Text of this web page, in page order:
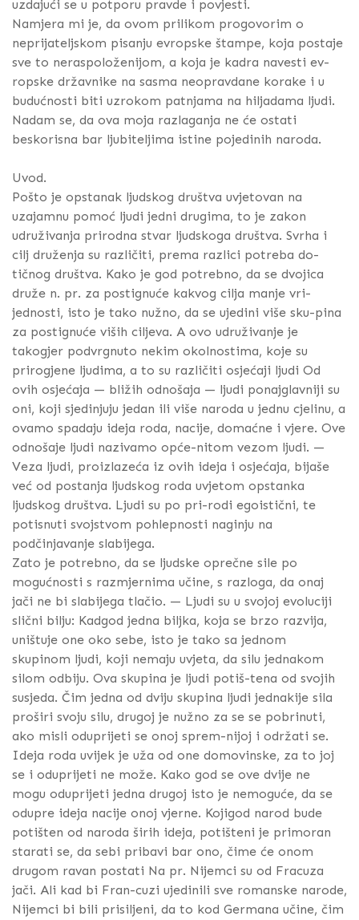
uzdajući se u potporu pravde i povjesti.
Namjera mi je, da ovom prilikom progovorim o
neprijateljskom pisanju evropske štampe, koja postaje
sve to neraspoloženijom, a koja je kadra navesti ev-
ropske državnike na sasma neopravdane korake i u
budućnosti biti uzrokom patnjama na hiljadama ljudi.
Nadam se, da ova moja razlaganja ne će ostati
beskorisna bar ljubiteljima istine pojedinih naroda.
Uvod.
Pošto je opstanak ljudskog društva uvjetovan na
uzajamnu pomoć ljudi jedni drugima, to je zakon
udruživanja prirodna stvar ljudskoga društva. Svrha i
cilj druženja su različiti, prema razlici potreba do-
tičnog društva. Kako je god potrebno, da se dvojica
druže n. pr. za postignuće kakvog cilja manje vri-
jednosti, isto je tako nužno, da se ujedini više sku-pina
za postignuće viših ciljeva. A ovo udruživanje je
takogjer podvrgnuto nekim okolnostima, koje su
prirogjene ljudima, a to su različiti osjećaji ljudi Od
ovih osjećaja — bližih odnošaja — ljudi ponajglavniji su
oni, koji sjedinjuju jedan ili više naroda u jednu cjelinu, a
ovamo spadaju ideja roda, nacije, domaćne i vjere. Ove
odnošaje ljudi nazivamo opće-nitom vezom ljudi. —
Veza ljudi, proizlazeća iz ovih ideja i osjećaja, bijaše
već od postanja ljudskog roda uvjetom opstanka
ljudskog društva. Ljudi su po pri-rodi egoistični, te
potisnuti svojstvom pohlepnosti naginju na
podčinjavanje slabijega.
Zato je potrebno, da se ljudske oprečne sile po
mogućnosti s razmjernima učine, s razloga, da onaj
jači ne bi slabijega tlačio. — Ljudi su u svojoj evoluciji
slični bilju: Kadgod jedna biljka, koja se brzo razvija,
uništuje one oko sebe, isto je tako sa jednom
skupinom ljudi, koji nemaju uvjeta, da silu jednakom
silom odbiju. Ova skupina je ljudi potiš-tena od svojih
susjeda. Čim jedna od dviju skupina ljudi jednakije sila
proširi svoju silu, drugoj je nužno za se se pobrinuti,
ako misli oduprijeti se onoj sprem-nijoj i održati se.
Ideja roda uvijek je uža od one domovinske, za to joj
se i oduprijeti ne može. Kako god se ove dvije ne
mogu oduprijeti jedna drugoj isto je nemoguće, da se
odupre ideja nacije onoj vjerne. Kojigod narod bude
potišten od naroda širih ideja, potišteni je primoran
starati se, da sebi pribavi bar ono, čime će onom
drugom ravan postati Na pr. Nijemci su od Fracuza
jači. Ali kad bi Fran-cuzi ujedinili sve romanske narode,
Nijemci bi bili prisiljeni, da to kod Germana učine, čim